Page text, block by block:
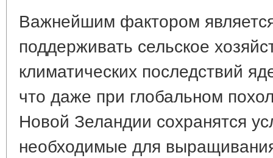
Важнейшим фактором
поддерживать сельское
климатических последствий
что даже при глобальном
Новой Зеландии сохранятся
необходимые для